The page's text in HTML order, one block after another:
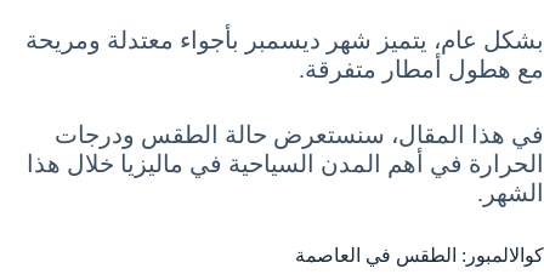
بشكل عام، يتميز شهر ديسمبر بأجواء معتدلة ومريحة
مع هطول أمطار متفرقة.
في هذا المقال، سنستعرض حالة الطقس ودرجات
الحرارة في أهم المدن السياحية في ماليزيا خلال هذا
الشهر.
كوالالمبور: الطقس في العاصمة